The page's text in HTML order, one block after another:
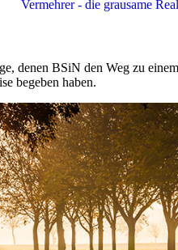
Vermehrer - die grausame
denen BSiN den Weg zu
begeben haben.